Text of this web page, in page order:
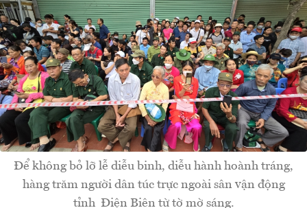
Để không bỏ lỡ lễ diễu binh, diễu hành hoành tráng,
hàng trăm người dân túc trực ngoài sân vận động
tỉnh Điện Biên từ tờ mờ sáng.